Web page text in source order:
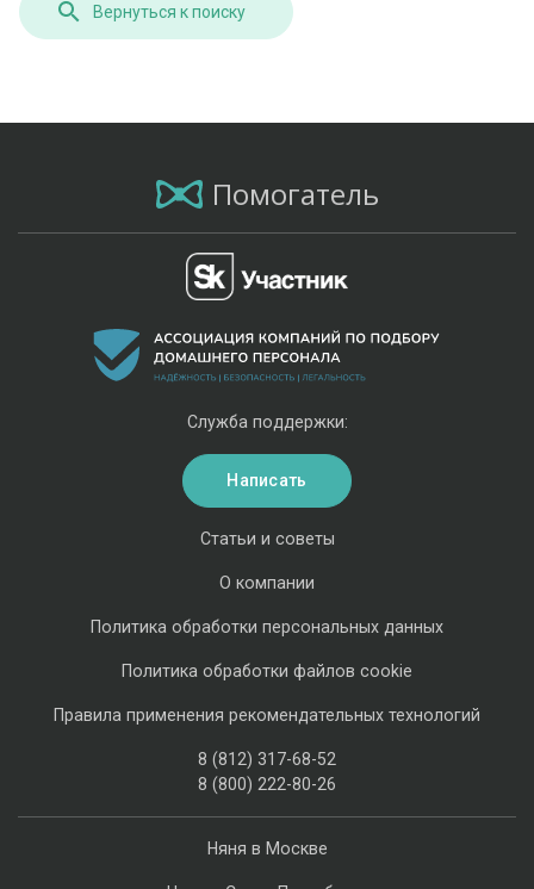
Вернуться к поиску
Помогатель
Няня в Москве
Статьи и советы
О компании
Политика обработки персональных данных
Политика обработки файлов cookie
Правила применения рекомендательных технологий
8 (812) 317-68-52
8 (800) 222-80-26
Служба поддержки:
Написать